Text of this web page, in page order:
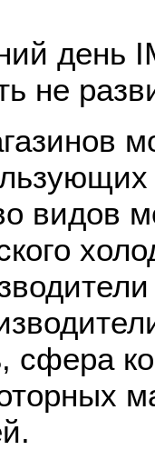
день
не
видов
сфера